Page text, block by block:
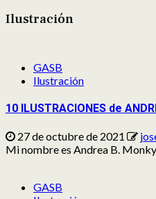
Ilustración
GASB
Ilustración
10 ILUSTRACIONES de
27 de octubre de 2021
Mi nombre es Andrea B.
GASB